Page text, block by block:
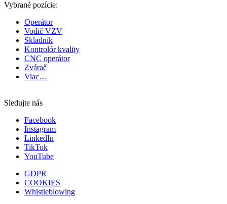
Vybrané pozície:
Operátor
Vodič VZV
Skladník
Kontrolór kvality
CNC operátor
Zvárač
Viac…
Sledujte nás
Facebook
Instagram
LinkedIn
TikTok
YouTube
GDPR
COOKIES
Whistleblowing